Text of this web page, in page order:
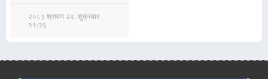
२०८३ श्रावण २२, शुक्रबार
१९:२६